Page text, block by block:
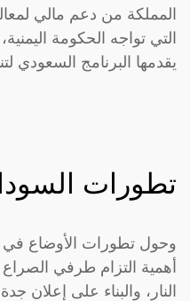
المملكة من دعم مالي
التي تواجه الحكومة
يقدمها البرنامج السعودي
تطورات
وحول تطورات الأوضاع في
أهمية التزام طرفي
النار، والبناء على إعلان